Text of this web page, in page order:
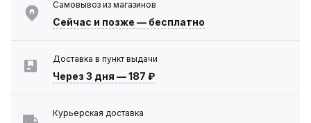
Самовывоз из магазинов
Сейчас и позже — бесплатно
Доставка в пункт выдачи
Через 3 дня —187 ₽
Курьерская доставка